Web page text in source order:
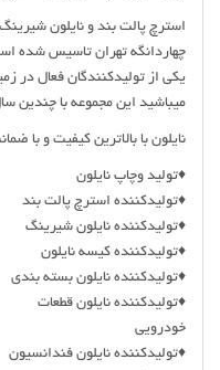
استرچ پالت بند و نایلون
چهاردانگه تهران تاسیس شده
یکی از تولیدکنندگان فعال در
میباشید این مجموعه با چندین
نایلون با بالاترین کیفیت و با
♦️تولید وچاپ نایلون
♦️توليدکننده استرچ پالت بند
♦️توليدکننده نایلون شیرینگ
♦️تولیدکننده کیسه نایلون
♦️توليدکننده نایلون بسته بندی
♦️تولیدکننده نایلون قطعات
خودرویی
♦️تولیدکننده نایلون فندانسیون